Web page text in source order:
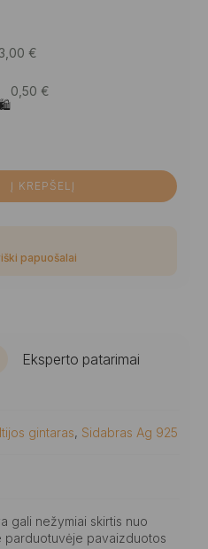
€
🛍
0,50 €
Į KREPŠELĮ
papuošalai
Eksperto patarimai
gintaras, Sidabras Ag 925
gali nežymiai skirtis nuo
parduotuvėje pavaizduotos